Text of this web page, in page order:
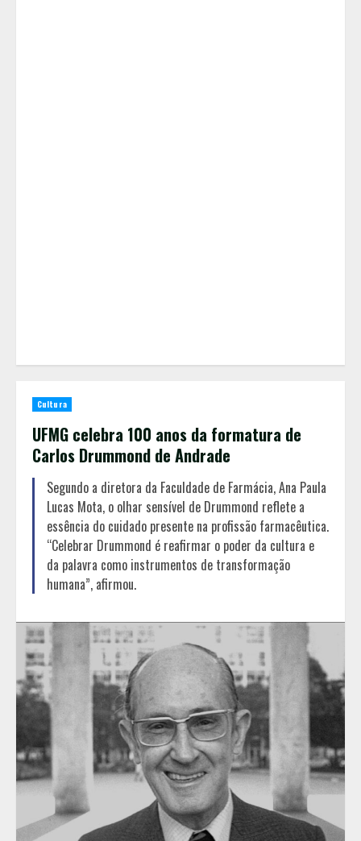
Cultura
UFMG celebra 100 anos da formatura de
Carlos Drummond de Andrade
Segundo a diretora da Faculdade de Farmácia, Ana Paula
Lucas Mota, o olhar sensível de Drummond reflete a
essência do cuidado presente na profissão farmacêutica.
“Celebrar Drummond é reafirmar o poder da cultura e
da palavra como instrumentos de transformação
humana”, afirmou.